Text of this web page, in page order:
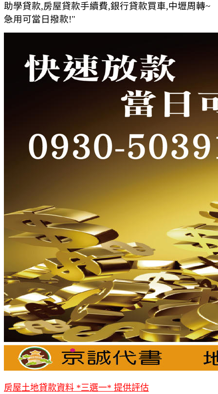
助學貸款,房屋貸款手續費,銀行貸款買車,中壢周轉~
急用可當日撥款!"
房屋土地貸款資料 *三選一* 提供評估